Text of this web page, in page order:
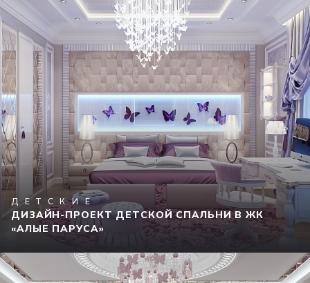
ДЕТСКИЕ
ДИЗАЙН-ПРОЕКТ ДЕТСКОЙ СПАЛЬНИ В ЖК
«АЛЫЕ ПАРУСА»